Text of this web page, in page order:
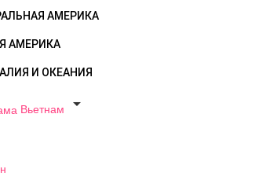
АМЕРИКА
АМЕРИКА
И ОКЕАНИЯ
Вьетнам
